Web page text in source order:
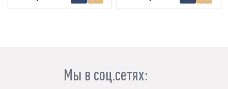
Мы в соц.сетях: